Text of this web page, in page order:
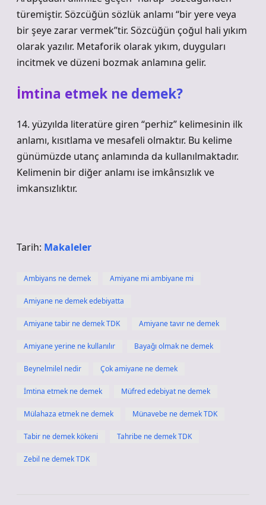
türemiştir. Sözcüğün sözlük anlamı “bir yere veya
bir şeye zarar vermek”tir. Sözcüğün çoğul hali yıkım
olarak yazılır. Metaforik olarak yıkım, duyguları
incitmek ve düzeni bozmak anlamına gelir.
İmtina etmek ne demek?
14. yüzyılda literatüre giren “perhiz” kelimesinin ilk
anlamı, kısıtlama ve mesafeli olmaktır. Bu kelime
günümüzde utanç anlamında da kullanılmaktadır.
Kelimenin bir diğer anlamı ise imkânsızlık ve
imkansızlıktır.
Tarih: Makaleler
Ambiyans ne demek Amiyane mi ambiyane mi
Amiyane ne demek edebiyatta
Amiyane tabir ne demek TDK Amiyane tavır ne demek
Amiyane yerine ne kullanılır Bayağı olmak ne demek
Beynelmilel nedir Çok amiyane ne demek
İmtina etmek ne demek Müfred edebiyat ne demek
Mülahaza etmek ne demek Münavebe ne demek TDK
Tabir ne demek kökeni Tahribe ne demek TDK
Zebil ne demek TDK